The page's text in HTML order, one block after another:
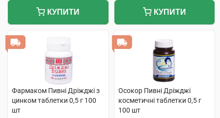
КУПИТИ КУПИТИ
Фармаком Пивні Дріжджі з
цинком таблетки 0,5 г 100
шт
Осокор Пивні Дріжджі
косметичні таблетки 0,5 г
100 шт